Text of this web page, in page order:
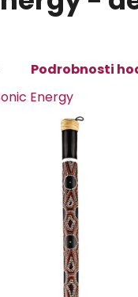
Podrobnosti
Energy